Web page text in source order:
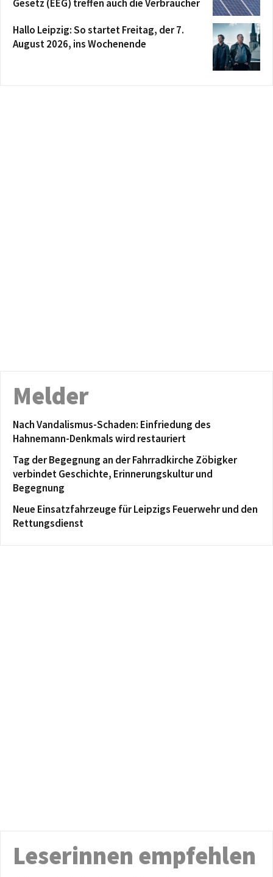
Gesetz (EEG) treffen auch die Verbraucher
Hallo Leipzig: So startet Freitag, der 7.
August 2026, ins Wochenende
Melder
Nach Vandalismus-Schaden: Einfriedung des
Hahnemann-Denkmals wird restauriert
Tag der Begegnung an der Fahrradkirche Zöbigker
verbindet Geschichte, Erinnerungskultur und
Begegnung
Neue Einsatzfahrzeuge für Leipzigs Feuerwehr und den
Rettungsdienst
Leserinnen empfehlen